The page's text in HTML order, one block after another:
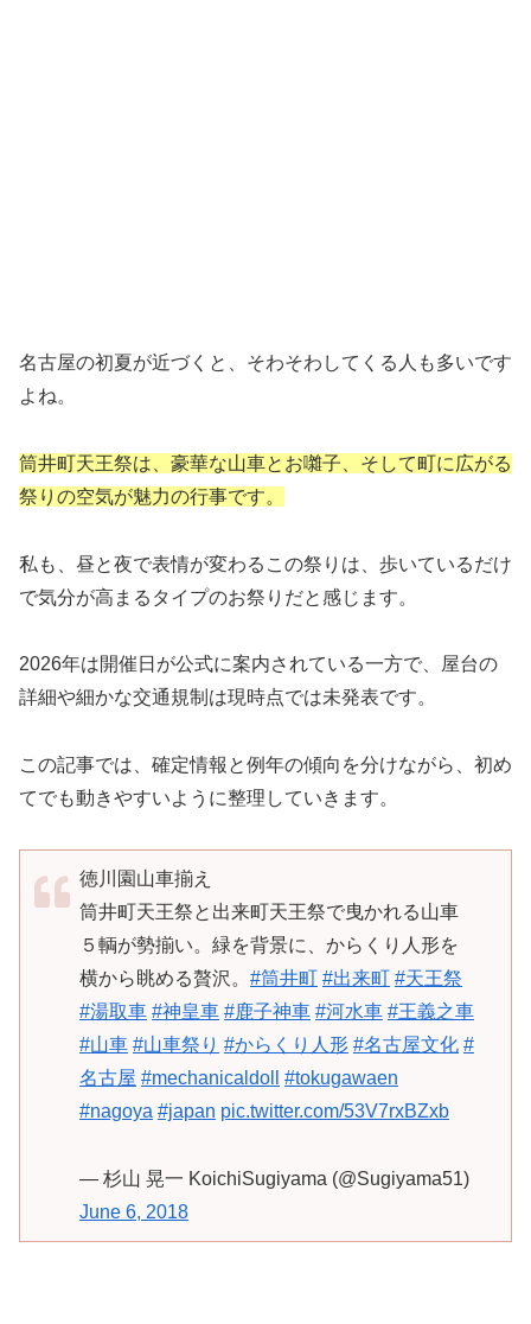
名古屋の初夏が近づくと、そわそわしてくる人も多いです
よね。
筒井町天王祭は、豪華な山車とお囃子、そして町に広がる
祭りの空気が魅力の行事です。
私も、昼と夜で表情が変わるこの祭りは、歩いているだけ
で気分が高まるタイプのお祭りだと感じます。
2026年は開催日が公式に案内されている一方で、屋台の
詳細や細かな交通規制は現時点では未発表です。
この記事では、確定情報と例年の傾向を分けながら、初め
てでも動きやすいように整理していきます。
徳川園山車揃え
筒井町天王祭と出来町天王祭で曳かれる山車
５輌が勢揃い。緑を背景に、からくり人形を
横から眺める贅沢。 #筒井町 #出来町 #天王祭
#湯取車 #神皇車 #鹿子神車 #河水車 #王義之車
#山車 #山車祭り #からくり人形 #名古屋文化 #
名古屋 #mechanicaldoll
#tokugawaen
#nagoya #japan pic.twitter.com/53V7rxBZxb
— 杉山 晃一 KoichiSugiyama (@Sugiyama51)
June 6, 2018